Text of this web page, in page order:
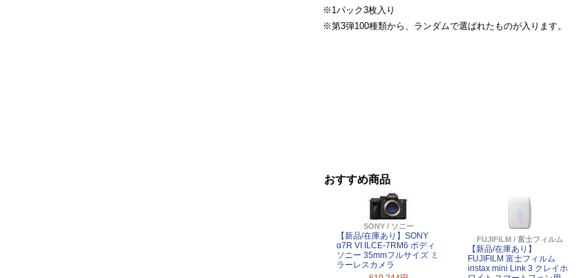
※1パック3枚入り
※第3弾100種類から、ランダムで選ばれたものが入ります。
おすすめ商品
SONY / ソニー
【新品/在庫あり】SONY
α7R VI ILCE-7RM6 ボディ
ソニー 35mmフルサイズ ミ
ラーレスカメラ
FUJIFILM / 富士フィルム
【新品/在庫あり】
FUJIFILM 富士フィルム
instax mini Link 3 クレイホ